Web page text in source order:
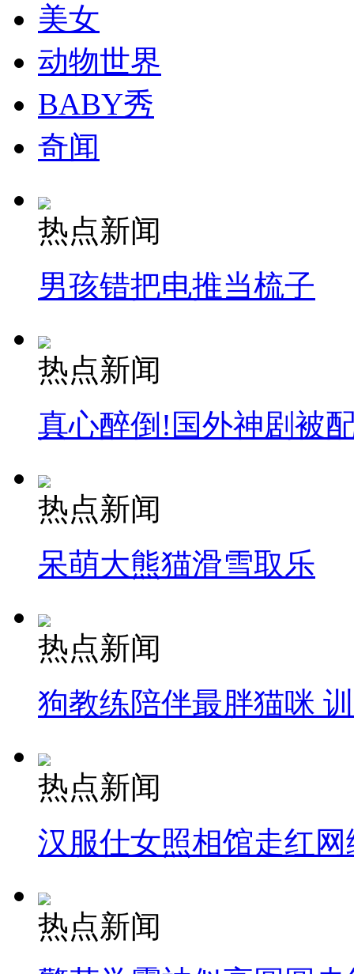
消防员救轻生者
纽约上演“枕头大战”
司机酒驾遇交警 急速倒车逃窜
美女
动物世界
BABY秀
奇闻
热点新闻
男孩错把电推当梳子
热点新闻
真心醉倒!国外神剧被
热点新闻
呆萌大熊猫滑雪取乐
热点新闻
狗教练陪伴最胖猫咪
热点新闻
汉服仕女照相馆走红网
热点新闻